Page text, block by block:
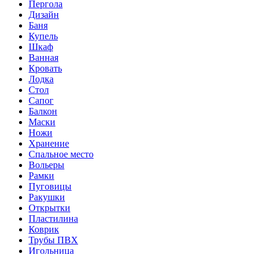
Пергола
Дизайн
Баня
Купель
Шкаф
Ванная
Кровать
Лодка
Стол
Сапог
Балкон
Маски
Ножи
Хранение
Спальное место
Вольеры
Рамки
Пуговицы
Ракушки
Открытки
Пластилина
Коврик
Трубы ПВХ
Игольница